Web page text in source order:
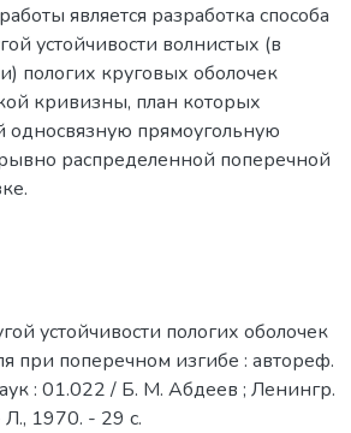
является разработка способа
устойчивости волнистых (в
пологих круговых оболочек
кривизны, план которых
односвязную прямоугольную
распределенной поперечной
устойчивости пологих оболочек
при поперечном изгибе : автореф.
: 01.022 / Б. М. Абдеев ; Ленингр.
1970. - 29 с.